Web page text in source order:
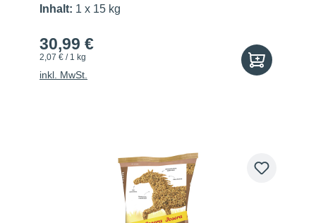
Inhalt: 1 x 15 kg
30,99 €
2,07 € / 1 kg
inkl. MwSt.